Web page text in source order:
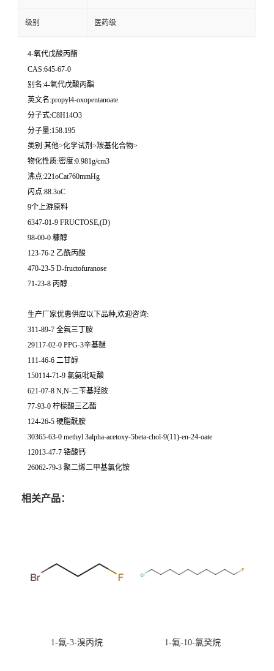
级别 医药级
4-氧代戊酸丙酯
CAS:645-67-0
别名:4-氧代戊酸丙酯
英文名:propyl4-oxopentanoate
分子式:C8H14O3
分子量:158.195
类别:其他>化学试剂>羰基化合物>
物化性质:密度:0.981g/cm3
沸点:221oCat760mmHg
闪点:88.3oC
9个上游原料
6347-01-9 FRUCTOSE,(D)
98-00-0 糠醇
123-76-2 乙酰丙酸
470-23-5 D-fructofuranose
71-23-8 丙醇
生产厂家优惠供应以下品种,欢迎咨询:
311-89-7 全氟三丁胺
29117-02-0 PPG-3辛基醚
111-46-6 二甘醇
150114-71-9 氯氨吡啶酸
621-07-8 N,N-二苄基羟胺
77-93-0 柠檬酸三乙酯
124-26-5 硬脂酰胺
30365-63-0 methyl 3alpha-acetoxy-5beta-chol-9(11)-en-24-oate
12013-47-7 锆酸钙
26062-79-3 聚二烯二甲基氯化铵
相关产品：
1-氟-3-溴丙烷 1-氟-10-氯癸烷